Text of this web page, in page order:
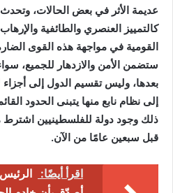
عديمة الأثر في بعض الحالات،
كالتمييز العنصري والطائفية
القومية في مواجهة هذه القوى
ستضمن الأمن والازدهار للجميع،
بعدها، وليس تقسيم الدول إلى أجزاء
إلى نظام نابع منها يتبنى الحدود
ذلك وجود دولة للفلسطينيين اشترط
قبل سبعين عامًا من الآن.
اقرأ أيضًا: